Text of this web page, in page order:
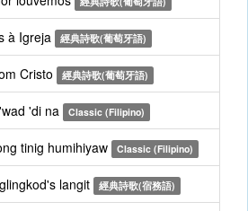
à Igreja 經典詩歌(葡萄牙語)
Cristo 經典詩歌(葡萄牙語)
'di na Classic (Filipino)
tinig humihiyaw Classic (Filipino)
langit 經典詩歌(宿務語)